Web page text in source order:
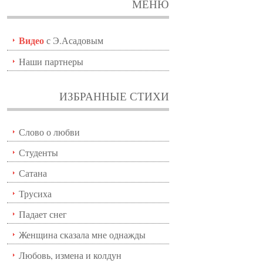
МЕНЮ
Видеос Э.Асадовым
Наши партнеры
ИЗБРАННЫЕ СТИХИ
Слово о любви
Студенты
Сатана
Трусиха
Падает снег
Женщина сказала мне однажды
Любовь, измена и колдун